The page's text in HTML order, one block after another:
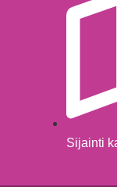
Sijainti